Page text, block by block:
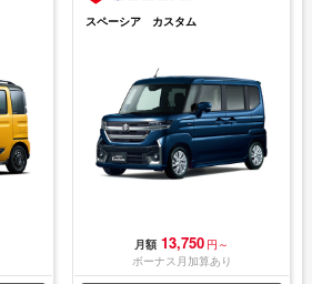
スペーシア カスタム
月額 13,750 円～
ボーナス月加算あり